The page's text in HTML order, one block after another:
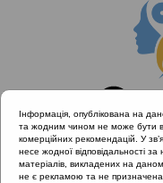
Інформація, опублікована на
та жодним чином не може бути
комерційних рекомендацій. У
несе жодної відповідальності
матеріалів, викладених на
не є рекламою та не призначена